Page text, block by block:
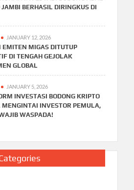
JAMBI BERHASIL DIRINGKUS DI
JANUARY 12, 2026
EMITEN MIGAS DITUTUP
DI TENGAH GEJOLAK
GLOBAL
JANUARY 5, 2026
INVESTASI BODONG KRIPTO
MENGINTAI INVESTOR PEMULA,
WASPADA!